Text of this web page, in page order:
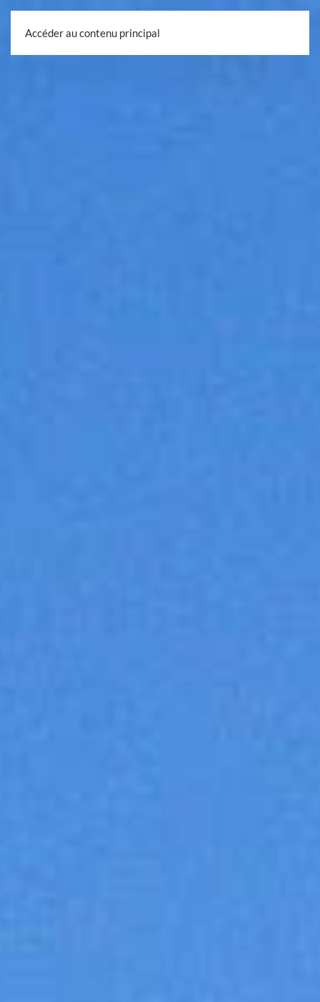
Accéder au contenu principal